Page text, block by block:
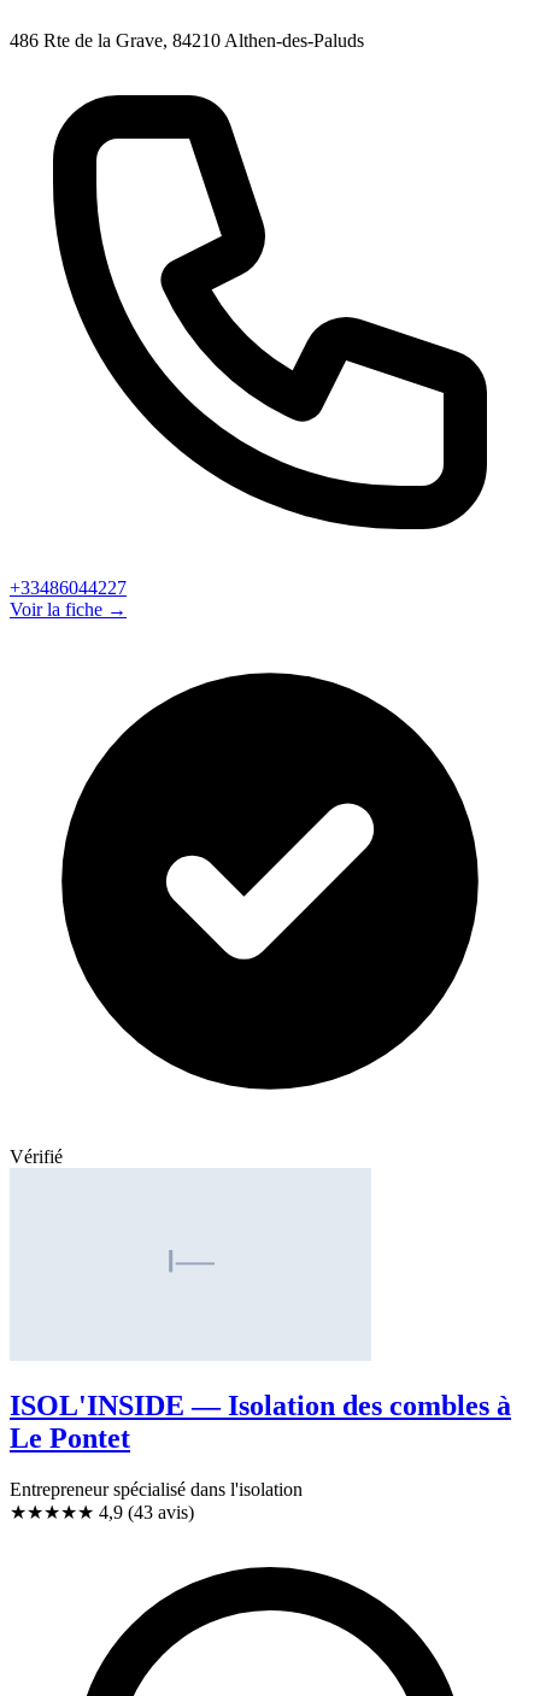
486 Rte de la Grave, 84210 Althen-des-Paluds
+33486044227
Voir la fiche →
Vérifié
ISOL'INSIDE — Isolation des combles à
Le Pontet
Entrepreneur spécialisé dans l'isolation
★★★★★ 4,9 (43 avis)